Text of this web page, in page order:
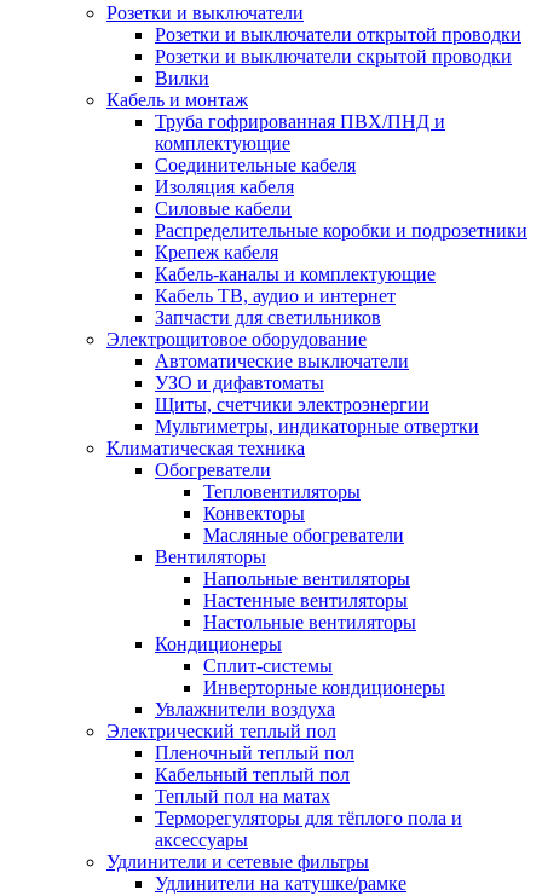
Розетки и выключатели
Розетки и выключатели открытой проводки
Розетки и выключатели скрытой проводки
Вилки
Кабель и монтаж
Труба гофрированная ПВХ/ПНД и
комплектующие
Соединительные кабеля
Изоляция кабеля
Силовые кабели
Распределительные коробки и подрозетники
Крепеж кабеля
Кабель-каналы и комплектующие
Кабель ТВ, аудио и интернет
Запчасти для светильников
Электрощитовое оборудование
Автоматические выключатели
УЗО и дифавтоматы
Щиты, счетчики электроэнергии
Мультиметры, индикаторные отвертки
Климатическая техника
Обогреватели
Тепловентиляторы
Конвекторы
Масляные обогреватели
Вентиляторы
Напольные вентиляторы
Настенные вентиляторы
Настольные вентиляторы
Кондиционеры
Сплит-системы
Инверторные кондиционеры
Увлажнители воздуха
Электрический теплый пол
Пленочный теплый пол
Кабельный теплый пол
Теплый пол на матах
Терморегуляторы для тёплого пола и
аксессуары
Удлинители и сетевые фильтры
Удлинители на катушке/рамке